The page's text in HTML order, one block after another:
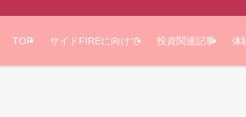
TOP サイドFIREに向けて 投資関連記事 体